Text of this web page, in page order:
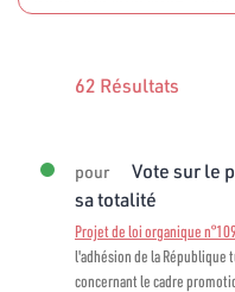
62 Résultats
pour
Vote sur le
sa totalité
Projet de loi organique
l'adhésion de la République
concernant le cadre